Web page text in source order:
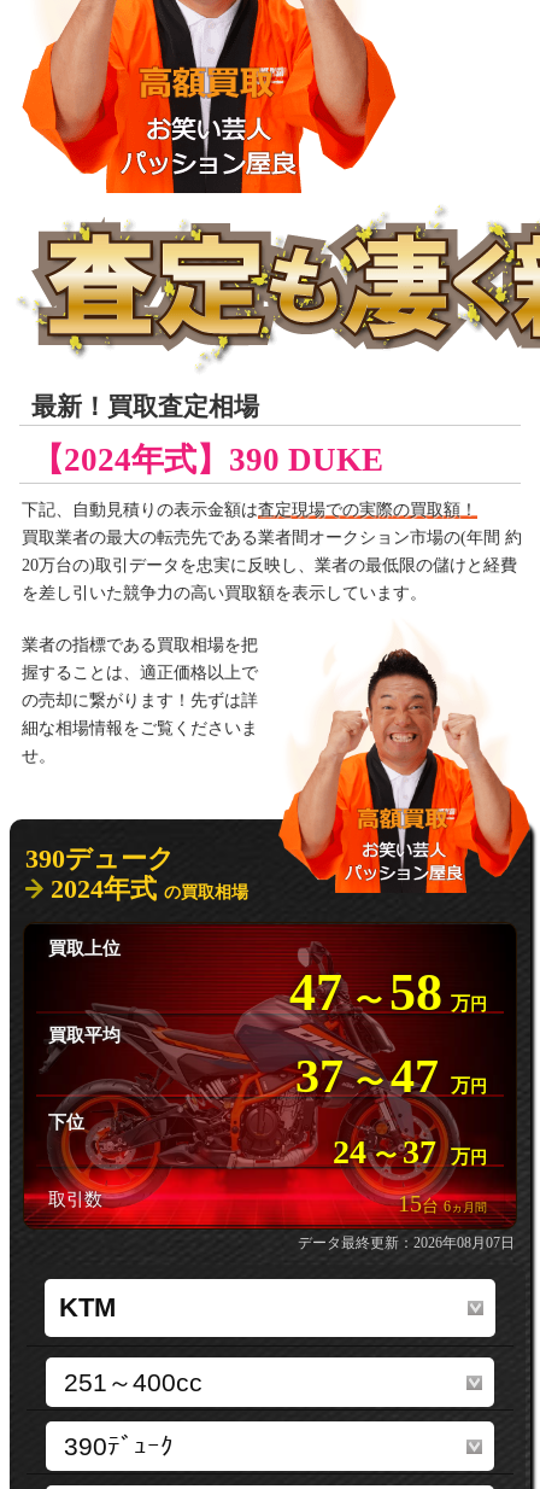
最新！買取査定相場
【2024年式】390 DUKE
下記、自動見積りの表示金額は査定現場での実際の買取額！
買取業者の最大の転売先である業者間オークション市場の(年間 約
20万台の)取引データを忠実に反映し、業者の最低限の儲けと経費
を差し引いた競争力の高い買取額を表示しています。
業者の指標である買取相場を把
握することは、適正価格以上で
の売却に繋がります！先ずは詳
細な相場情報をご覧くださいま
せ。
390デューク
2024年式 の買取相場
買取上位
47 〜 58 万 円
買取平均
37 〜47 万 円
下位
24 〜37 万 円
取引数 15台6ヵ月間
データ最終更新：2026年08月07日